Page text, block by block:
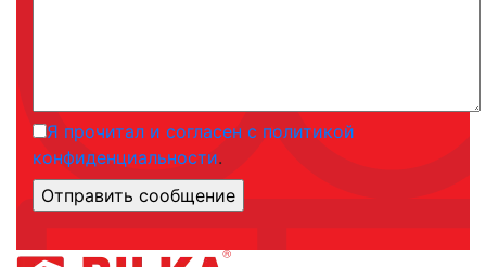
Я прочитал и согласен с политикой
конфиденциальности.